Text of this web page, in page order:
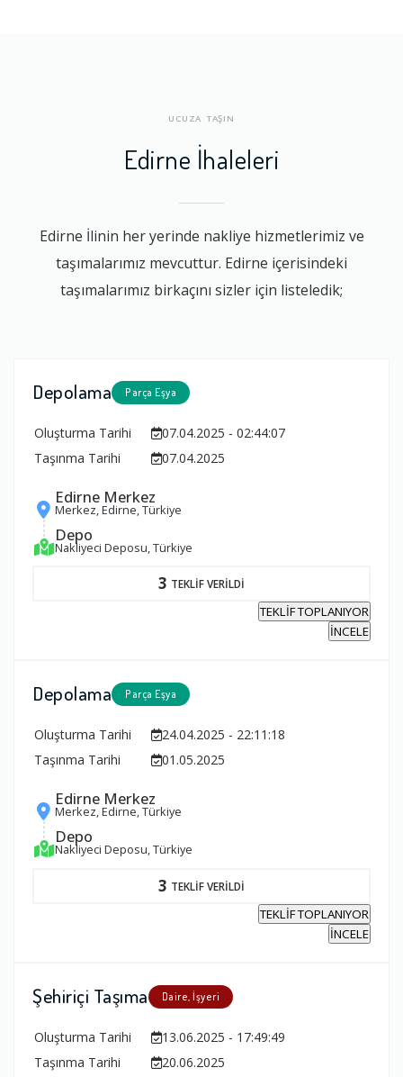
UCUZA TAŞIN
Edirne İhaleleri
Edirne İlinin her yerinde nakliye hizmetlerimiz ve
taşımalarımız mevcuttur. Edirne içerisindeki
taşımalarımız birkaçını sizler için listeledik;
Depolama Parça Eşya
Oluşturma Tarihi
07.04.2025 - 02:44:07
Taşınma Tarihi
07.04.2025
Edirne Merkez
Merkez, Edirne, Türkiye
Depo
Nakliyeci Deposu, Türkiye
3 TEKLİF VERİLDİ
TEKLİF TOPLANIYOR
İNCELE
Depolama Parça Eşya
Oluşturma Tarihi
24.04.2025 - 22:11:18
Taşınma Tarihi
01.05.2025
Edirne Merkez
Merkez, Edirne, Türkiye
Depo
Nakliyeci Deposu, Türkiye
3 TEKLİF VERİLDİ
TEKLİF TOPLANIYOR
İNCELE
Şehiriçi Taşıma Daire, İşyeri
Oluşturma Tarihi
13.06.2025 - 17:49:49
Taşınma Tarihi
20.06.2025